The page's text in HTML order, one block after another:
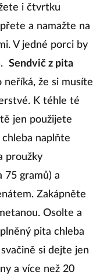
i čtvrtku
a namažte na
V jedné porci by
Sendvič z pita
neříká, že si musíte
K téhle té
jen použijete
naplňte
proužky
75 gramů) a
Zakápněte
Osolte a
pita chleba
si dejte jen
a více než 20